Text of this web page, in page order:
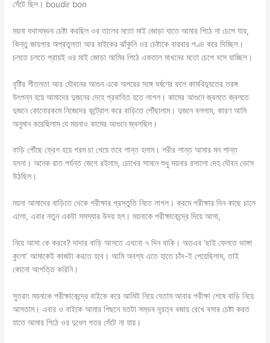
সেঁটে ছিল। boudir bon
ময়না যথাসম্ভব চেষ্টা করছিল ওর তালের মতো মাই জোড়া যাতে আমার পিঠে না চেপে যায়,
কিন্তু জায়গার অপ্রতুলতা আর বাইকের ঝাঁকুনি ওর চেষ্টাকে বারবার পণ্ড করে দিচ্ছিল।
চলতে চলতে প্রায়‌ই ওর মাই জোড়া আমির পিঠে একতাল মাখনের মতো চেপে বসে যাচ্ছিল।
বৃষ্টির শীতলতা আর যৌবনের আগুন একে অপরের সঙ্গে ঘর্ষণের ফলে কামবিদ্যুতের তরঙ্গ
উৎপন্ন হয়ে আমাদের দুজনের দেহে প্রবাহিত হতে লাগল। কামের আগুনে জ্বলতে জ্বলতে
দুজনে কোনোরকমে নিজেদের কন্ট্রোল করে বাড়িতে পৌঁছালাম। দুজনে বললাম, কারণ আমি
অনুমান করেছিলাম যে ময়নাও কামের আগুনে জ্বলছিল।
বাড়ি পৌঁছে ফ্রেশ হয়ে গরম চা খেয়ে তবে শান্ত হলাম। শরীর শান্ত আমার মন শান্ত
হলনা। অনেক রাত পর্যন্ত জেগে রইলাম, চোখের সামনে শুধু ময়নার রসালো দেহ যৌবন ভেসে
উঠছিল।
ময়না আমাদের বাড়িতে থেকে পরীক্ষার প্রস্তুতি নিতে লাগল। ক্রমে পরীক্ষার দিন কাছে চালে
এলো, এবার নতুন একটা সমস্যার উদয় হল। ময়নাকে পরীক্ষাকেন্দ্রে দিয়ে আসা,
নিয়ে আসা কে করবে? দাদার বাড়ি আসতে এখনো ৭ দিন বাকি। অত‌এব ‘ছাই ফেলতে ভাঙ্গা
কুলো’ আমাকেই কাজটা করতে হবে। আমি অবশ্য এতে হাতে চাঁদ‌-ই পেয়েছিলাম, তাই
কোনো আপত্তি করিনি।
সুতরাং ময়নাকে পরীক্ষাকেন্দ্রে বাইকে করে আমি‌ই নিয়ে যেতাম আবার পরীক্ষা শেষে বাড়ি নিয়ে
আসতাম। এবার ও বাইকে আমার পিছনে যতটা সম্ভব দূরত্ব বজায় রেখে বসার চেষ্টা করত
যাতে আমার পিঠে ওর দুধেল গতর সেঁটে না যায়।